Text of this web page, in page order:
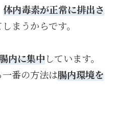
体内毒素が正常に排出さ
まうからです。
内に集中しています。
番の方法は腸内環境を